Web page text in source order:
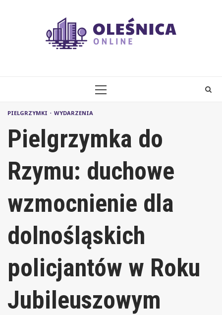
PRIMARY
PIELGRZYMKI WYDARZENIA
Pielgrzymka do
Rzymu: duchowe
wzmocnienie dla
dolnośląskich
policjantów w Roku
Jubileuszowym